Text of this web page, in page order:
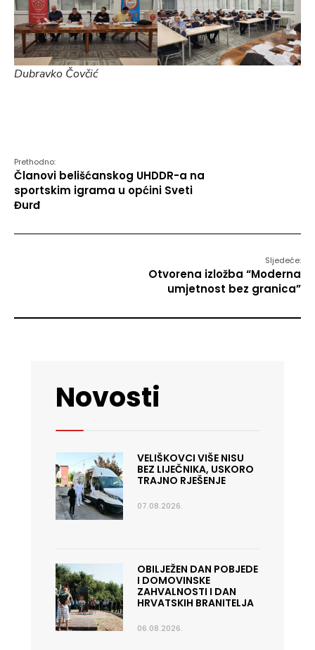
Dubravko Čovčić
Prethodno:
Članovi belišćanskog UHDDR-a na
sportskim igrama u općini Sveti
Đurđ
Sljedeće:
Otvorena izložba “Moderna
umjetnost bez granica”
Novosti
VELIŠKOVCI VIŠE NISU
BEZ LIJEČNIKA, USKORO
TRAJNO RJEŠENJE
07.08.2026.
OBILJEŽEN DAN POBJEDE
I DOMOVINSKE
ZAHVALNOSTI I DAN
HRVATSKIH BRANITELJA
06.08.2026.